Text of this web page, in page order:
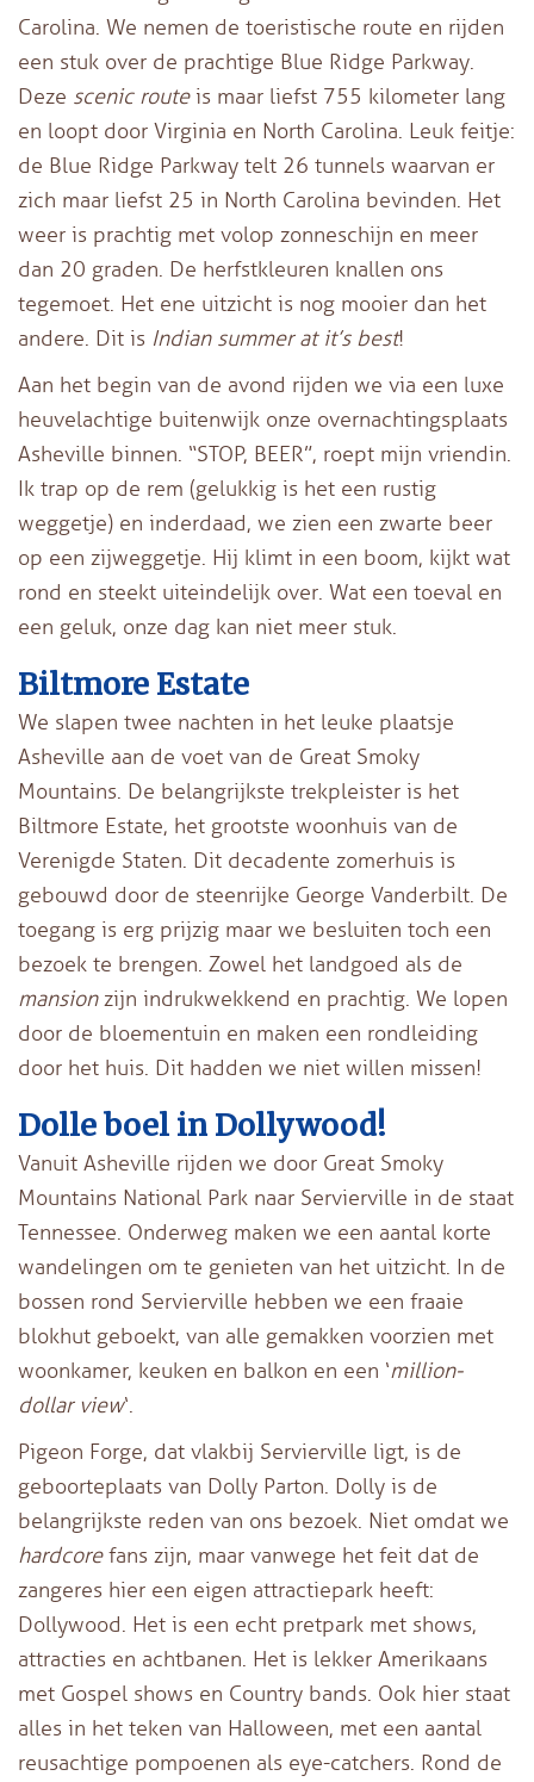
Carolina. We nemen de toeristische route en rijden
een stuk over de prachtige Blue Ridge Parkway.
Deze scenic routeis maar liefst 755 kilometer lang
en loopt door Virginia en North Carolina. Leuk feitje:
de Blue Ridge Parkway telt 26 tunnels waarvan er
zich maar liefst 25 in North Carolina bevinden. Het
weer is prachtig met volop zonneschijn en meer
dan 20 graden. De herfstkleuren knallen ons
tegemoet. Het ene uitzicht is nog mooier dan het
andere. Dit is Indian summer at it’s best!
Aan het begin van de avond rijden we via een luxe
heuvelachtige buitenwijk onze overnachtingsplaats
Asheville binnen. “STOP, BEER”, roept mijn vriendin.
Ik trap op de rem (gelukkig is het een rustig
weggetje) en inderdaad, we zien een zwarte beer
op een zijweggetje. Hij klimt in een boom, kijkt wat
rond en steekt uiteindelijk over. Wat een toeval en
een geluk, onze dag kan niet meer stuk.
Biltmore Estate
We slapen twee nachten in het leuke plaatsje
Asheville aan de voet van de Great Smoky
Mountains. De belangrijkste trekpleister is het
Biltmore Estate, het grootste woonhuis van de
Verenigde Staten. Dit decadente zomerhuis is
gebouwd door de steenrijke George Vanderbilt. De
toegang is erg prijzig maar we besluiten toch een
bezoek te brengen. Zowel het landgoed als de
mansionzijn indrukwekkend en prachtig. We lopen
door de bloementuin en maken een rondleiding
door het huis. Dit hadden we niet willen missen!
Dolle boel in Dollywood!
Vanuit Asheville rijden we door Great Smoky
Mountains National Park naar Servierville in de staat
Tennessee. Onderweg maken we een aantal korte
wandelingen om te genieten van het uitzicht. In de
bossen rond Servierville hebben we een fraaie
blokhut geboekt, van alle gemakken voorzien met
woonkamer, keuken en balkon en een ‘million-
dollar view‘.
Pigeon Forge, dat vlakbij Servierville ligt, is de
geboorteplaats van Dolly Parton. Dolly is de
belangrijkste reden van ons bezoek. Niet omdat we
hardcorefans zijn, maar vanwege het feit dat de
zangeres hier een eigen attractiepark heeft:
Dollywood. Het is een echt pretpark met shows,
attracties en achtbanen. Het is lekker Amerikaans
met Gospel shows en Country bands. Ook hier staat
alles in het teken van Halloween, met een aantal
reusachtige pompoenen als eye-catchers. Rond de